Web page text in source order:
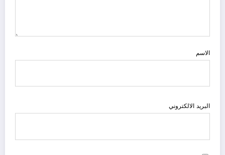
الاسم
البريد الالكتروني